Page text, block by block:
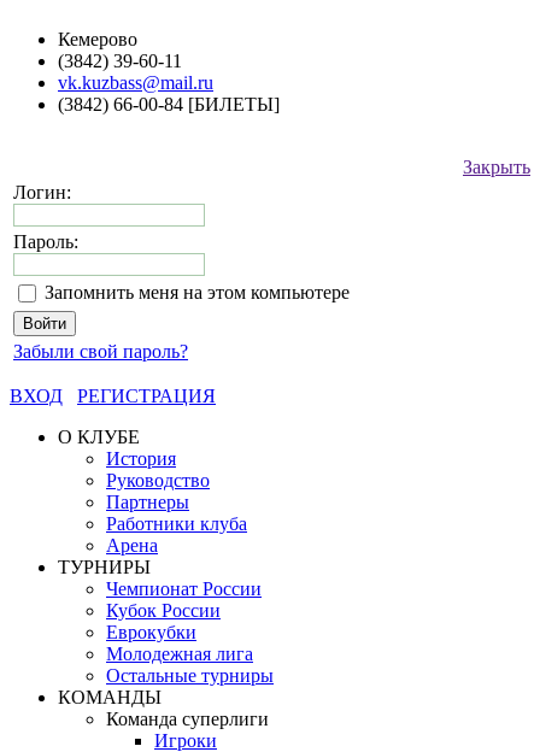
Кемерово
(3842) 39-60-11
vk.kuzbass@mail.ru
(3842) 66-00-84 [БИЛЕТЫ]
Закрыть
Логин:
Пароль:
Запомнить меня на этом компьютере
Забыли свой пароль?
ВХОД
РЕГИСТРАЦИЯ
О КЛУБЕ
История
Руководство
Партнеры
Работники клуба
Арена
ТУРНИРЫ
Чемпионат России
Кубок России
Еврокубки
Молодежная лига
Остальные турниры
КОМАНДЫ
Команда суперлиги
Игроки